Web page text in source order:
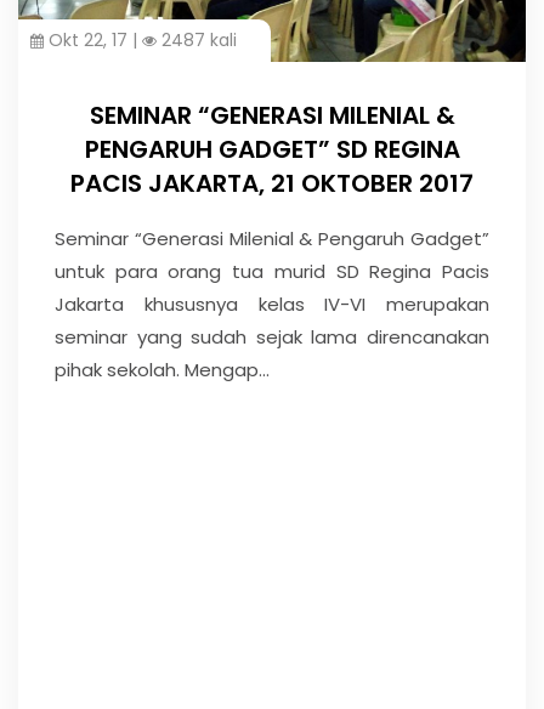
Okt 22, 17 | 2487 kali
SEMINAR “GENERASI MILENIAL &
PENGARUH GADGET” SD REGINA
PACIS JAKARTA, 21 OKTOBER 2017
Seminar “Generasi Milenial & Pengaruh Gadget”
untuk para orang tua murid SD Regina Pacis
Jakarta khususnya kelas IV-VI merupakan
seminar yang sudah sejak lama direncanakan
pihak sekolah. Mengap...